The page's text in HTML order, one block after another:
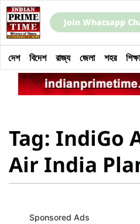
Join Whatsapp
দেশ বিদেশ রাজ্য জেলা শহর শিক্ষা
Tag: IndiGo
Air India
Sponsored Ads